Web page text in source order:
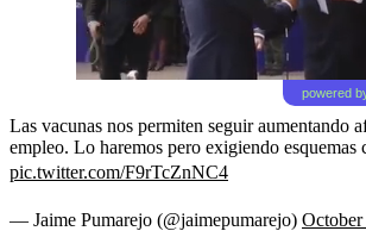
powered
Las vacunas nos permiten seguir aumentando
empleo. Lo haremos pero exigiendo esquemas
pic.twitter.com/F9rTcZnNC4
— Jaime Pumarejo (@jaimepumarejo) October